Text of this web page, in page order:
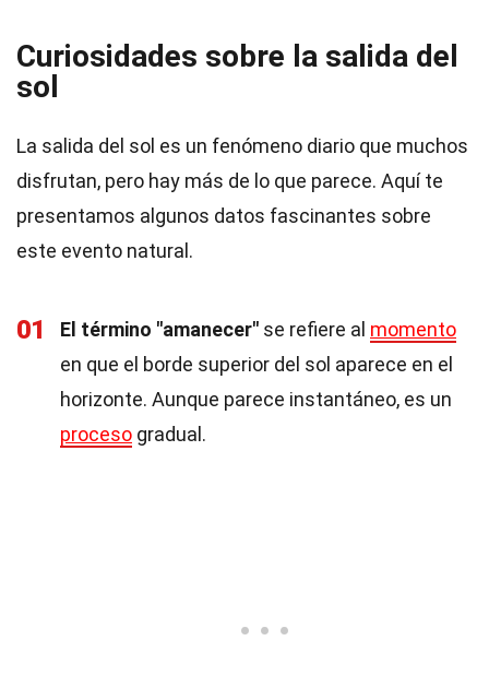
Curiosidades sobre la salida del
sol
La salida del sol es un fenómeno diario que muchos
disfrutan, pero hay más de lo que parece. Aquí te
presentamos algunos datos fascinantes sobre
este evento natural.
01 El término "amanecer" se refiere al momento
en que el borde superior del sol aparece en el
horizonte. Aunque parece instantáneo, es un
proceso gradual.